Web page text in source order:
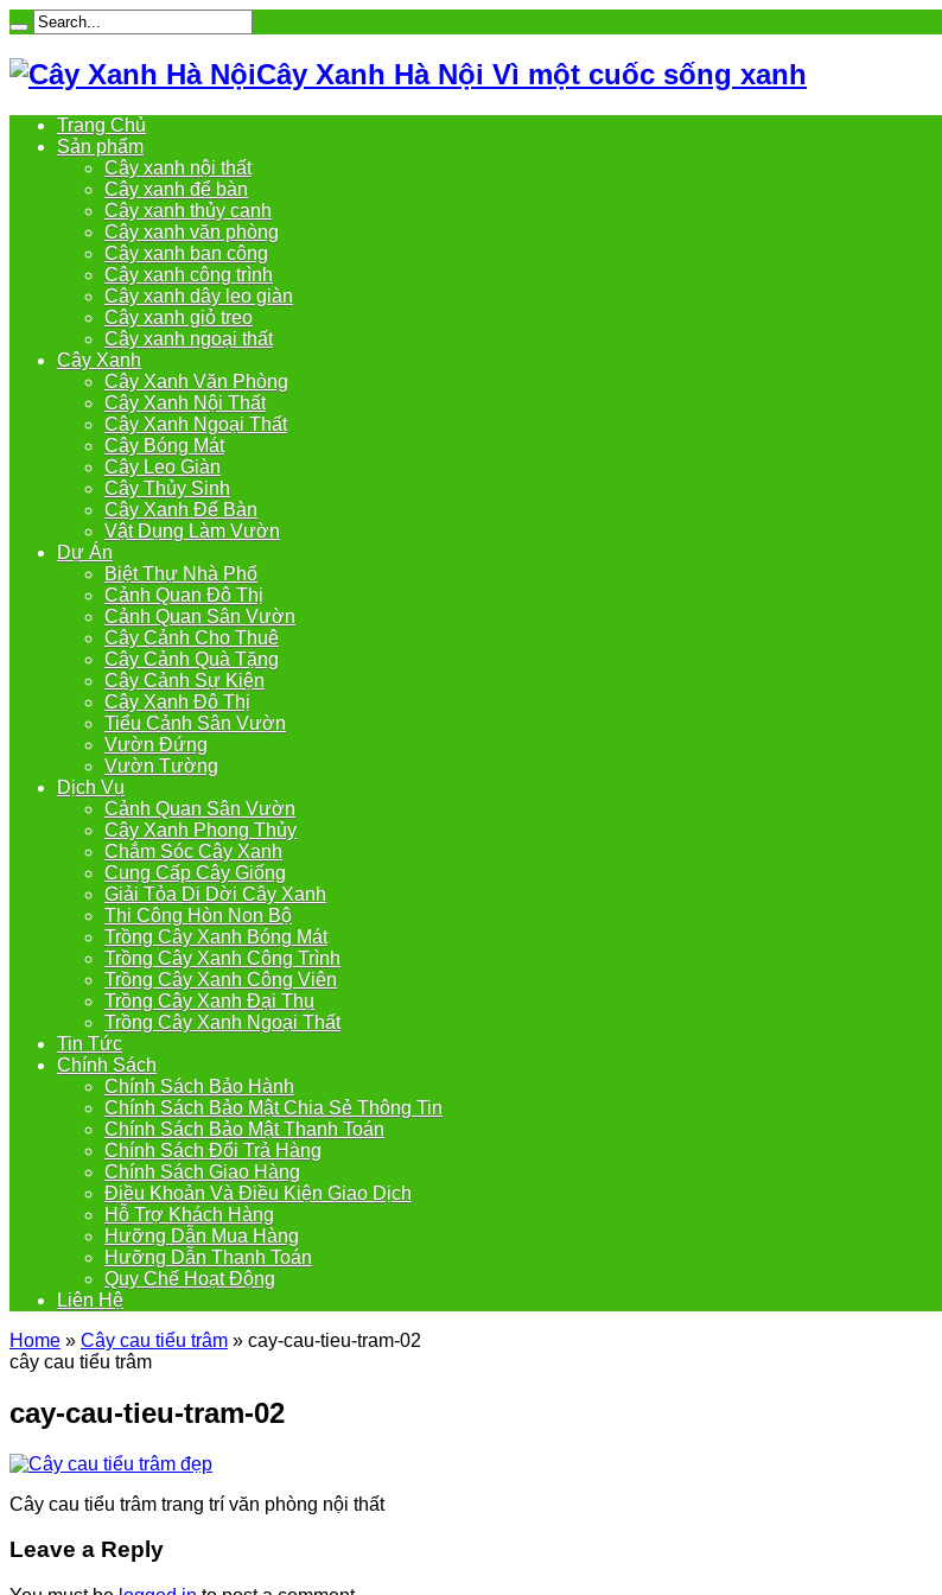
Cây Xanh Hà Nội Vì một cuốc sống xanh
Trang Chủ
Sản phẩm
Cây xanh nội thất
Cây xanh để bàn
Cây xanh thủy canh
Cây xanh văn phòng
Cây xanh ban công
Cây xanh công trình
Cây xanh dây leo giàn
Cây xanh giỏ treo
Cây xanh ngoại thất
Cây Xanh
Cây Xanh Văn Phòng
Cây Xanh Nội Thất
Cây Xanh Ngoại Thất
Cây Bóng Mát
Cây Leo Giàn
Cây Thủy Sinh
Cây Xanh Để Bàn
Vật Dụng Làm Vườn
Dự Án
Biệt Thự Nhà Phố
Cảnh Quan Đô Thị
Cảnh Quan Sân Vườn
Cây Cảnh Cho Thuê
Cây Cảnh Quà Tặng
Cây Cảnh Sự Kiện
Cây Xanh Đô Thị
Tiểu Cảnh Sân Vườn
Vườn Đứng
Vườn Tường
Dịch Vụ
Cảnh Quan Sân Vườn
Cây Xanh Phong Thủy
Chắm Sóc Cây Xanh
Cung Cấp Cây Giống
Giải Tỏa Di Dời Cây Xanh
Thi Công Hòn Non Bộ
Trồng Cây Xanh Bóng Mát
Trồng Cây Xanh Công Trình
Trồng Cây Xanh Công Viên
Trồng Cây Xanh Đại Thụ
Trồng Cây Xanh Ngoại Thất
Tin Tức
Chính Sách
Chính Sách Bảo Hành
Chính Sách Bảo Mật Chia Sẻ Thông Tin
Chính Sách Bảo Mật Thanh Toán
Chính Sách Đổi Trả Hàng
Chính Sách Giao Hàng
Điều Khoản Và Điều Kiện Giao Dịch
Hỗ Trợ Khách Hàng
Hưỡng Dẫn Mua Hàng
Hưỡng Dẫn Thanh Toán
Quy Chế Hoạt Động
Liên Hệ
Home » Cây cau tiểu trâm » cay-cau-tieu-tram-02
cây cau tiểu trâm
cay-cau-tieu-tram-02
Cây cau tiểu trâm trang trí văn phòng nội thất
Leave a Reply